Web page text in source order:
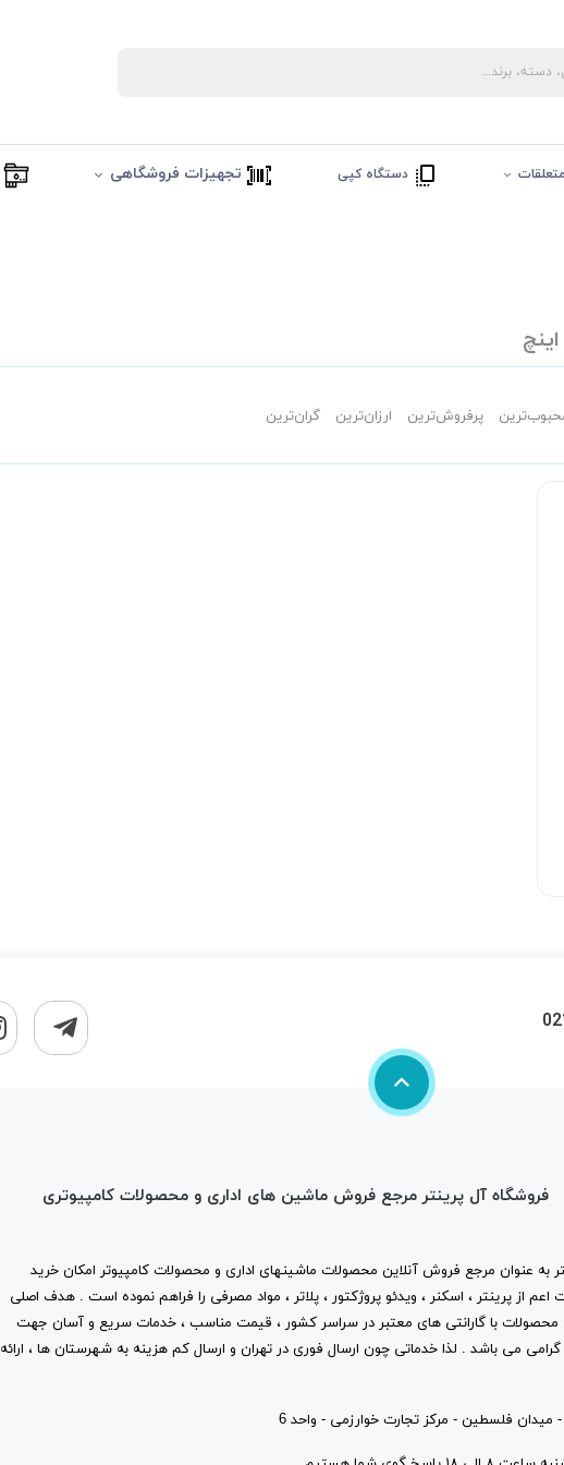
دستگاه کپی تجهیزات فروشگاهی
پرفروش‌ترین ارزان‌ترین گران‌ترین
فروشگاه آل پرینتر مرجع فروش ماشین های اداری و محصولات کامپیوتری
به عنوان مرجع فروش آنلاین محصولات ماشینهای اداری و محصولات کامپیوتر امکان خرید
اعم از پرینتر ، اسکنر ، ویدئو پروژکتور ، پلاتر ، مواد مصرفی را فراهم نموده است . هدف اصلی
محصولات با گارانتی های معتبر در سراسر کشور ، قیمت مناسب ، خدمات سریع و آسان جهت
گرامی می باشد . لذا خدماتی چون ارسال فوری در تهران و ارسال کم هزینه به شهرستان ها ، ارائه
میدان فلسطین - مرکز تجارت خوارزمی - واحد 6